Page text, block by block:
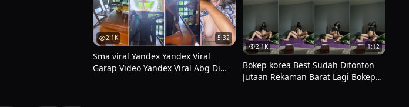
2.1K 5:32
Sma viral Yandex Yandex Viral
Garap Video Yandex Viral Abg Di
2.1K 1:12
Bokep korea Best Sudah Ditonton
Jutaan Rekaman Barat Lagi Bokep